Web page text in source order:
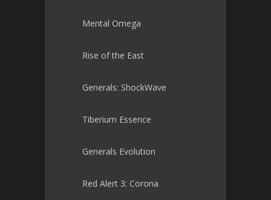
Mental Omega
Rise of the East
Generals: ShockWave
Tiberium Essence
Generals Evolution
Red Alert 3: Corona